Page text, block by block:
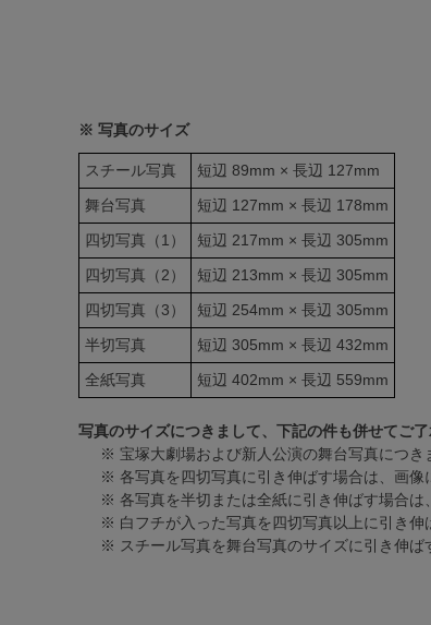
※ 写真のサイズ
スチール写真
短辺 89mm × 長辺 127mm
舞台写真
短辺 127mm × 長辺 178mm
四切写真（1）
短辺 217mm × 長辺 305mm
四切写真（2）
短辺 213mm × 長辺 305mm
四切写真（3）
短辺 254mm × 長辺 305mm
半切写真
短辺 305mm × 長辺 432mm
全紙写真
短辺 402mm × 長辺 559mm
写真のサイズにつきまして、下記の件も併せてご了
※ 宝塚大劇場および新人公演の舞台写真につき
※ 各写真を四切写真に引き伸ばす場合は、画像
※ 各写真を半切または全紙に引き伸ばす場合
※ 白フチが入った写真を四切写真以上に引き伸
※ スチール写真を舞台写真のサイズに引き伸